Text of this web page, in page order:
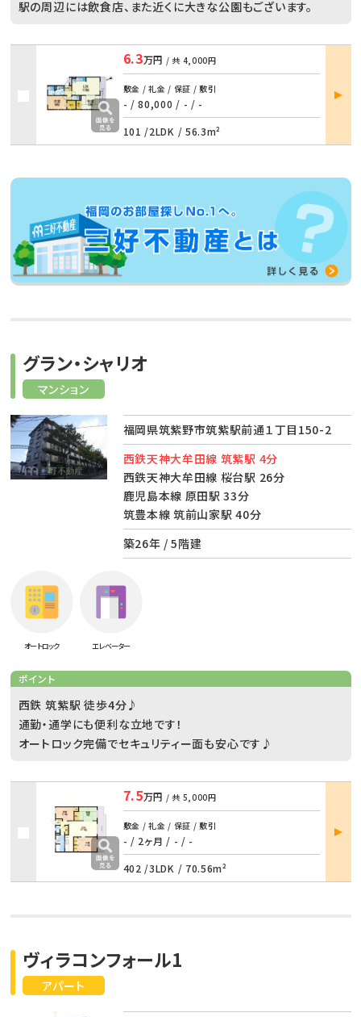
駅の周辺には飲食店、また近くに大きな公園もございます。
6.3万円 / 共 4,000円
敷金 / 礼金 / 保証 / 敷引
- / 80,000 / - / -
101 /2LDK / 56.3m²
部屋
詳細
マンション
グラン・シャリオ
福岡県筑紫野市筑紫駅前通１丁目150-2
西鉄天神大牟田線 筑紫駅 4分
西鉄天神大牟田線 桜台駅 26分
鹿児島本線 原田駅 33分
筑豊本線 筑前山家駅 40分
築26年 / 5階建
オートロック エレベーター
ポイント
西鉄 筑紫駅 徒歩4分♪
通勤・通学にも便利な立地です！
オートロック完備でセキュリティー面も安心です♪
7.5万円 / 共 5,000円
敷金 / 礼金 / 保証 / 敷引
- / 2ヶ月 / - / -
402 /3LDK / 70.56m²
部屋
詳細
アパート
ヴィラコンフォール1